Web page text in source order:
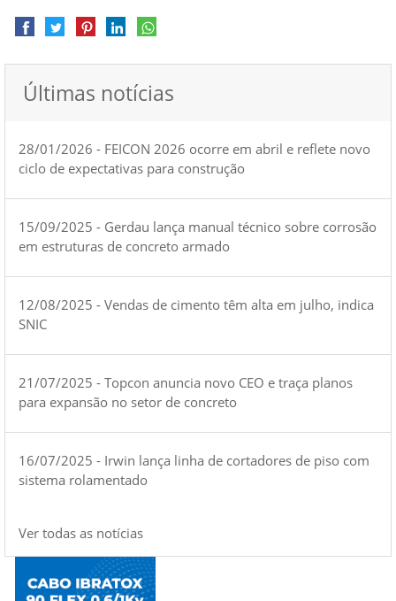
Últimas notícias
28/01/2026 - FEICON 2026 ocorre em abril e reflete novo
ciclo de expectativas para construção
15/09/2025 - Gerdau lança manual técnico sobre corrosão
em estruturas de concreto armado
12/08/2025 - Vendas de cimento têm alta em julho, indica
SNIC
21/07/2025 - Topcon anuncia novo CEO e traça planos
para expansão no setor de concreto
16/07/2025 - Irwin lança linha de cortadores de piso com
sistema rolamentado
Ver todas as notícias